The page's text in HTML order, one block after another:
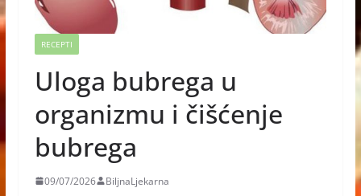
RECEPTI
Uloga bubrega u
organizmu i čišćenje
bubrega
09/07/2026 BiljnaLjekarna